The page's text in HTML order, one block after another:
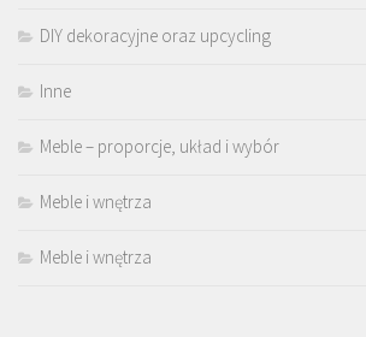
DIY dekoracyjne oraz upcycling
Inne
Meble – proporcje, układ i wybór
Meble i wnętrza
Meble i wnętrza